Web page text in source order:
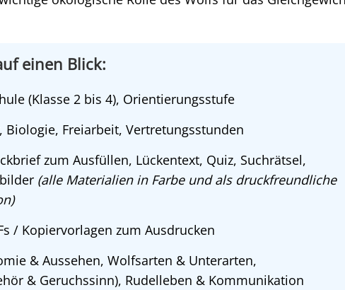
einen Blick:
(Klasse 2 bis 4), Orientierungsstufe
Biologie, Freiarbeit, Vertretungsstunden
zum Ausfüllen, Lückentext, Quiz, Suchrätsel,
(alle Materialien in Farbe und als druckfreundliche
/ Kopiervorlagen zum Ausdrucken
& Aussehen, Wolfsarten & Unterarten,
& Geruchssinn), Rudelleben & Kommunikation